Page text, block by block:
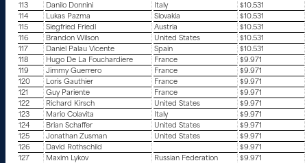
113
Danilo Donnini Italy
$10.531
114
Lukas Pazma Slovakia
$10.531
115
Siegfried Friedl Austria
$10.531
116
Brandon Wilson United States
$10.531
117
Daniel Palau Vicente Spain
$10.531
118
Hugo De La Fouchardiere France
$9.971
119
Jimmy Guerrero France
$9.971
120
Loris Gauthier France
$9.971
121
Guy Pariente France
$9.971
122
Richard Kirsch United States
$9.971
123
Mario Colavita Italy
$9.971
124
Brian Schaffer United States
$9.971
125
Jonathan Zusman United States
$9.971
126
David Rothschild
$9.971
127
Maxim Lykov Russian Federation
$9.971